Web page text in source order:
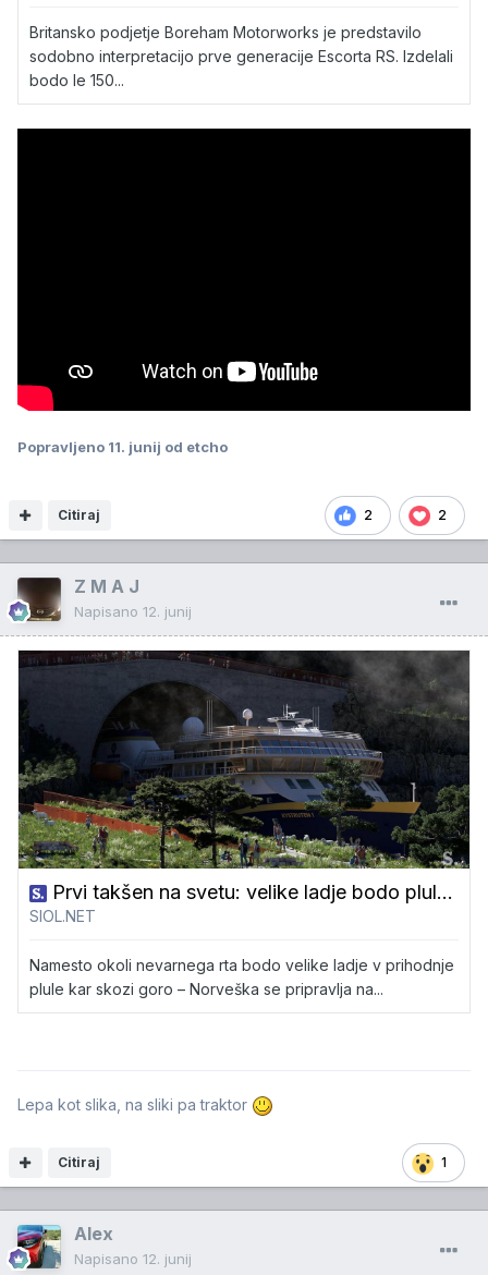
Britansko podjetje Boreham Motorworks je predstavilo
sodobno interpretacijo prve generacije Escorta RS. Izdelali
bodo le 150...
Popravljeno 11. junij od etcho
2 2
Citiraj
Z M A J
Napisano 12. junij
Prvi takšen na svetu: velike ladje bodo plule kar skozi goro
SIOL.NET
Namesto okoli nevarnega rta bodo velike ladje v prihodnje
plule kar skozi goro – Norveška se pripravlja na...
1
Citiraj
Lepa kot slika, na sliki pa traktor
Alex
Napisano 12. junij